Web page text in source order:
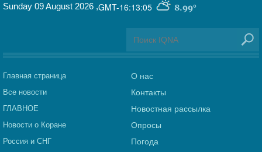
GMT-16:13:05 8.99°
Sunday 09 August 2026 ,
Главная страница
Все новости
ГЛАВНОЕ
Новости о Коране
Россия и СНГ
О нас
Контакты
Новостная рассылка
Опросы
Погода